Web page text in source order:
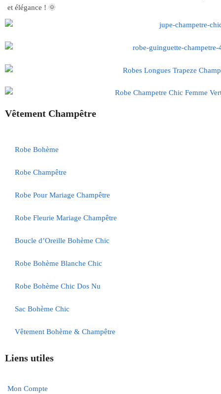
et élégance ! 🌞
Vêtement Champêtre
Robe Bohème
Robe Champêtre
Robe Pour Mariage Champêtre
Robe Fleurie Mariage Champêtre
Boucle d’Oreille Bohème Chic
Robe Bohème Blanche Chic
Robe Bohème Chic Dos Nu
Sac Bohème Chic
Vêtement Bohème & Champêtre
Liens utiles
Mon Compte